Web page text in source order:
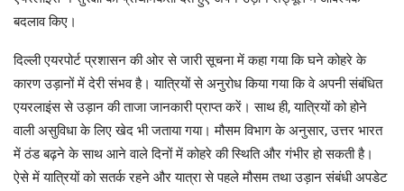
बदलाव किए।
दिल्ली एयरपोर्ट प्रशासन की ओर से जारी सूचना में कहा गया कि घने कोहरे के
कारण उड़ानों में देरी संभव है। यात्रियों से अनुरोध किया गया कि वे अपनी संबंधित
एयरलाइंस से उड़ान की ताजा जानकारी प्राप्त करें। साथ ही, यात्रियों को होने
वाली असुविधा के लिए खेद भी जताया गया। मौसम विभाग के अनुसार, उत्तर भारत
में ठंड बढ़ने के साथ आने वाले दिनों में कोहरे की स्थिति और गंभीर हो सकती है।
ऐसे में यात्रियों को सतर्क रहने और यात्रा से पहले मौसम तथा उड़ान संबंधी अपडेट